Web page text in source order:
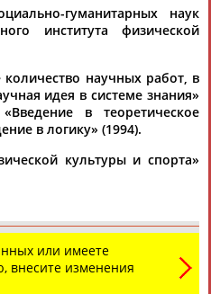
АБДРАХМАНОВ
гуманитарных наук
института физической
научных работ, в
идея в системе знания»
в теоретическое
в логику» (1994).
культуры и спорта»
или имеете
изменения